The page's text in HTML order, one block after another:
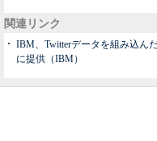
関連リンク
IBM、Twitterデータを組み込ん
に提供（IBM）